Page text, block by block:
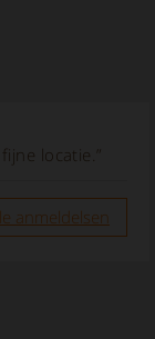
locatie.”
anmeldelsen